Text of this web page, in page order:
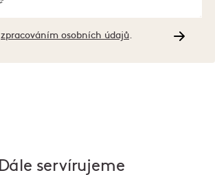
zpracováním osobních údajů
Dále servírujeme